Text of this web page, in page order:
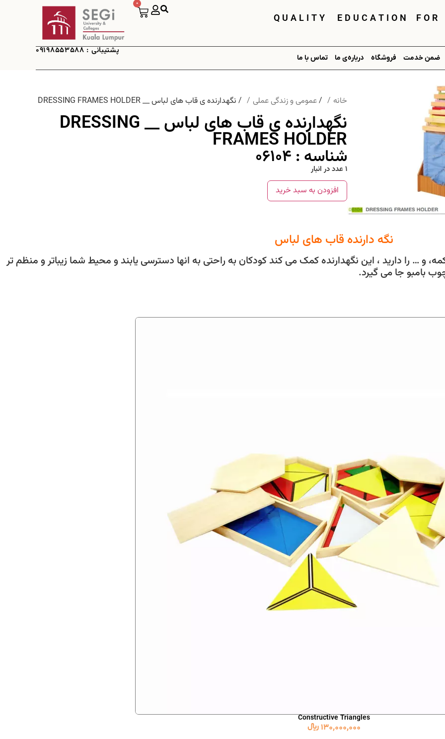
Q U A L I T Y E D U C A T I O N F O
0
ضمن خدمت فروشگاه درباره‌ی ما تماس با ما
پشتیبانی : 09198553588
خانه /عمومی و زندگی عملی / نگهدارنده ی قاب های لباس __ DRESSING FRAMES HOLDER
نگهدارنده ی قاب های لباس __ DRESSING
FRAMES HOLDER
شناسه : ۰۶۱۰۴1 عدد در انبار
افزودن به سبد خرید
نگه دارنده قاب های لباس
… را دارید ، این نگهدارنده کمک می کند کودکان به راحتی به انها دسترسی یابند و محیط شما زیباتر و منظم تر
Constructive Triangles
130,000,000 ﷼